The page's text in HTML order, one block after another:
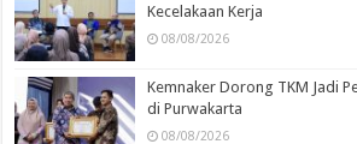
Kecelakaan Kerja
08/08/2026
Kemnaker Dorong TKM Jadi
di Purwakarta
08/08/2026